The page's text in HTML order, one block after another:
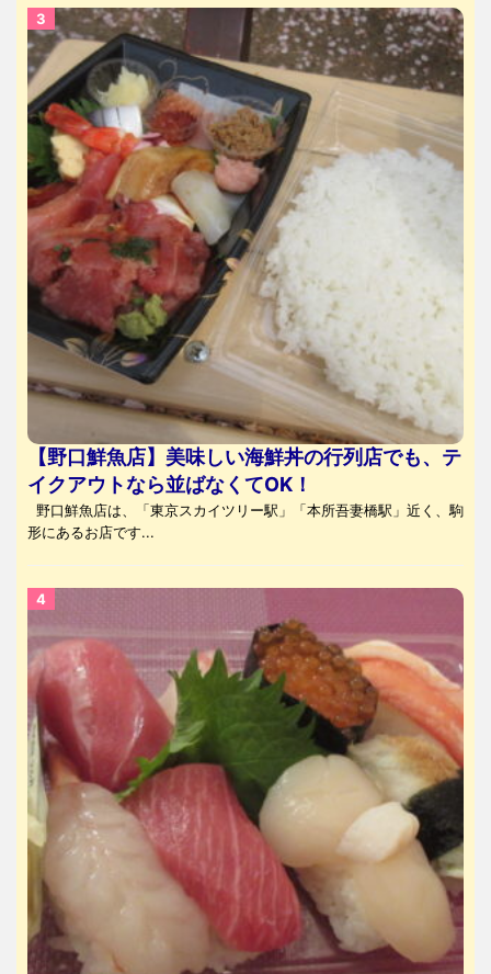
【野口鮮魚店】美味しい海鮮丼の行列店でも、テ
イクアウトなら並ばなくてOK！
野口鮮魚店は、「東京スカイツリー駅」「本所吾妻橋駅」近く、駒
形にあるお店です...